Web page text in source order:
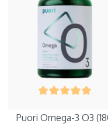
Puori Omega-3 O3